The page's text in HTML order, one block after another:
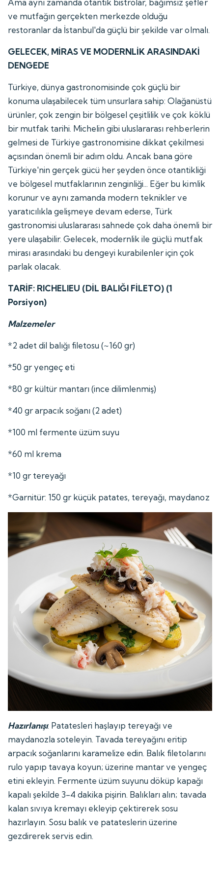
Ama aynı zamanda otantik bistrolar, bağımsız şefler
ve mutfağın gerçekten merkezde olduğu
restoranlar da İstanbul'da güçlü bir şekilde var olmalı.
GELECEK, MİRAS VE MODERNLİK ARASINDAKİ
DENGEDE
Türkiye, dünya gastronomisinde çok güçlü bir
konuma ulaşabilecek tüm unsurlara sahip: Olağanüstü
ürünler, çok zengin bir bölgesel çeşitlilik ve çok köklü
bir mutfak tarihi. Michelin gibi uluslararası rehberlerin
gelmesi de Türkiye gastronomisine dikkat çekilmesi
açısından önemli bir adım oldu. Ancak bana göre
Türkiye'nin gerçek gücü her şeyden önce otantikliği
ve bölgesel mutfaklarının zenginliği... Eğer bu kimlik
korunur ve aynı zamanda modern teknikler ve
yaratıcılıkla gelişmeye devam ederse, Türk
gastronomisi uluslararası sahnede çok daha önemli bir
yere ulaşabilir. Gelecek, modernlik ile güçlü mutfak
mirası arasındaki bu dengeyi kurabilenler için çok
parlak olacak.
TARİF: RICHELIEU (DİL BALIĞI FİLETO) (1
Porsiyon)
Malzemeler
*2 adet dil balığı filetosu (~160 gr)
*50 gr yengeç eti
*80 gr kültür mantarı (ince dilimlenmiş)
*40 gr arpacık soğanı (2 adet)
*100 ml fermente üzüm suyu
*60 ml krema
*10 gr tereyağı
*Garnitür: 150 gr küçük patates, tereyağı, maydanoz
Hazırlanışı: Patatesleri haşlayıp tereyağı ve
maydanozla soteleyin. Tavada tereyağını eritip
arpacık soğanlarını karamelize edin. Balık filetolarını
rulo yapıp tavaya koyun; üzerine mantar ve yengeç
etini ekleyin. Fermente üzüm suyunu döküp kapağı
kapalı şekilde 3-4 dakika pişirin. Balıkları alın; tavada
kalan sıvıya kremayı ekleyip çektirerek sosu
hazırlayın. Sosu balık ve patateslerin üzerine
gezdirerek servis edin.